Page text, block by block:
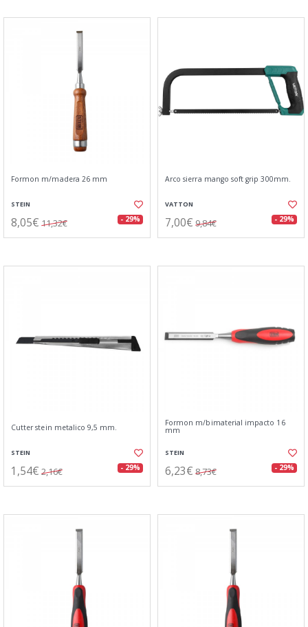
Formon m/madera 26 mm
STEIN
8,05€ 11,32€ - 29%
Arco sierra mango soft grip 300mm.
VATTON
7,00€ 9,84€ - 29%
Cutter stein metalico 9,5 mm.
STEIN
1,54€ 2,16€ - 29%
Formon m/bimaterial impacto 16
mm
STEIN
6,23€ 8,73€ - 29%